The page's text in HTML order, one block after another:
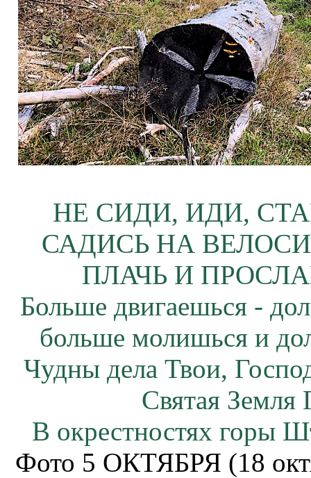
НЕ СИДИ, ИДИ,
САДИСЬ НА
ПЛАЧЬ И
Больше двигаешься -
больше молишься и
Чудны дела Твои,
Святая
В окрестностях горы
Фото 5 ОКТЯБРЯ (18